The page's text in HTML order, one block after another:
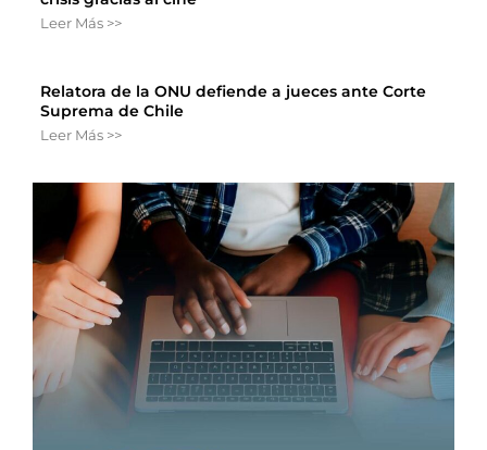
Leer Más >>
Relatora de la ONU defiende a jueces ante Corte
Suprema de Chile
Leer Más >>